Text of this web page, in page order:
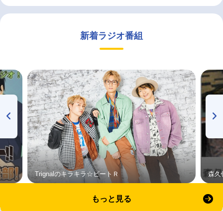
新着ラジオ番組
Trignalのキラキラ☆ビートＲ 森久
もっと見る